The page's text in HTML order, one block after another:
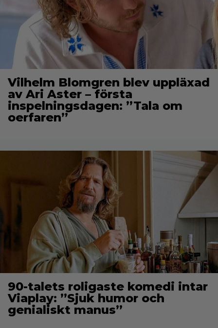
Vilhelm Blomgren blev uppläxad
av Ari Aster – första
inspelningsdagen: ”Tala om
oerfaren”
90-talets roligaste komedi intar
Viaplay: ”Sjuk humor och
genialiskt manus”